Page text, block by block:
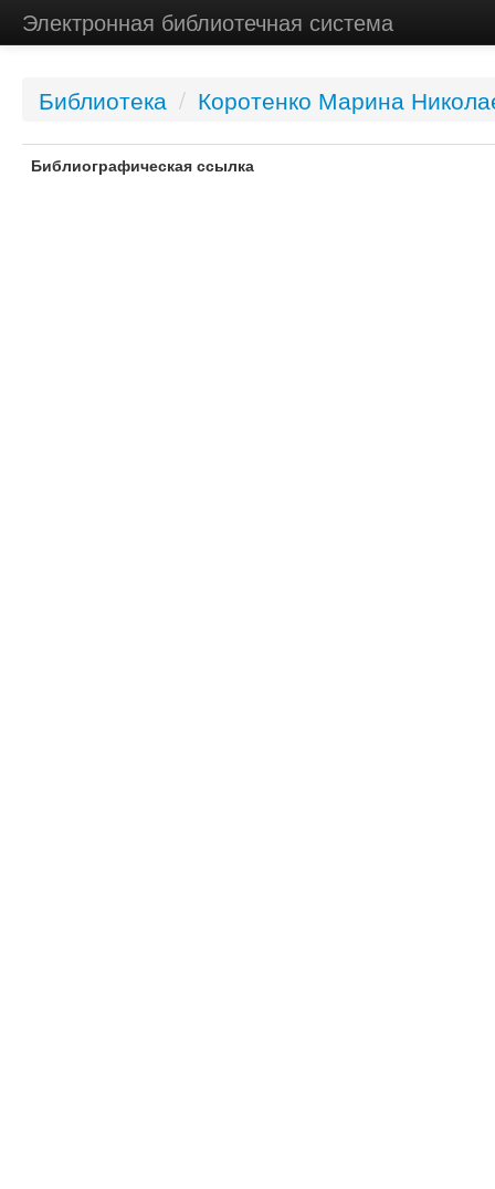
Электронная библиотечная система
Библиотека / Коротенко Марина
Библиографическая ссылка